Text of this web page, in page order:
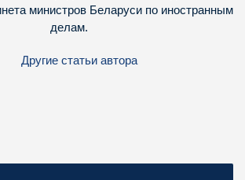
министров Беларуси по иностранным
делам.
Другие статьи автора